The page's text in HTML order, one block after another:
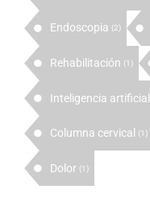
Endoscopia (2)
Rehabilitación (1)
Inteligencia artificial
Columna cervical (1)
Dolor (1)